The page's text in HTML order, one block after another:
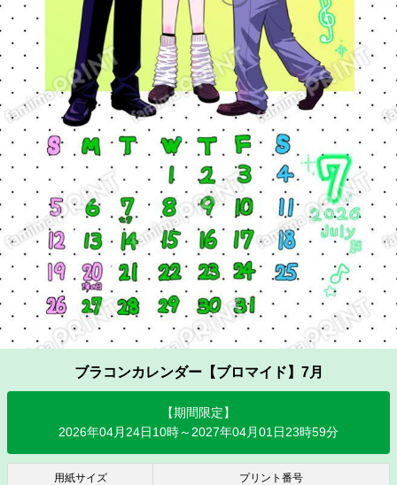
ブラコンカレンダー【ブロマイド】7月
【期間限定】
2026年04月24日10時～2027年04月01日23時59分
用紙サイズ プリント番号